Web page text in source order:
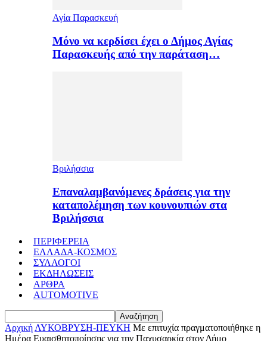
Αγία Παρασκευή
Μόνο να κερδίσει έχει ο Δήμος Αγίας
Παρασκευής από την παράταση…
Βριλήσσια
Επαναλαμβανόμενες δράσεις για την
καταπολέμηση των κουνουπιών στα
Βριλήσσια
ΠΕΡΙΦΕΡΕΙΑ
ΕΛΛΑΔΑ-ΚΟΣΜΟΣ
ΣΥΛΛΟΓΟΙ
ΕΚΔΗΛΩΣΕΙΣ
ΑΡΘΡΑ
AUTOMOTIVE
Αρχική ΛΥΚΟΒΡΥΣΗ-ΠΕΥΚΗ Με επιτυχία πραγματοποιήθηκε η
Ημέρα Ευαισθητοποίησης για την Παχυσαρκία στον Δήμο